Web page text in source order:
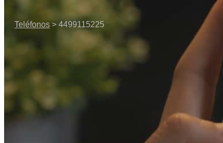
Teléfonos > 4499115225